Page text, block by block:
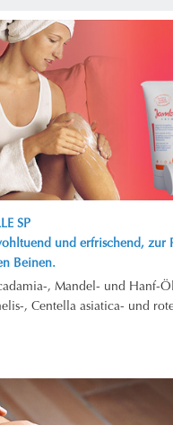
SP
und erfrischend, zur
Beinen.
, Mandel- und Hanf-
, Centella asiatica- und